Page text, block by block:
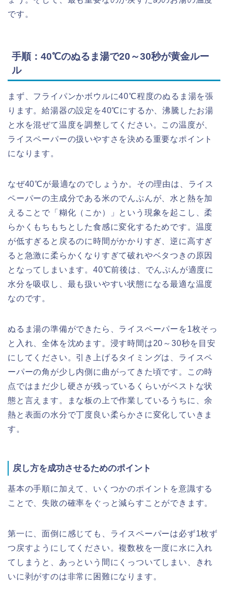
です。
手順：40℃のぬるま湯で20～30秒が黄金ルー
ル
まず、フライパンかボウルに40℃程度のぬるま湯を張
ります。給湯器の設定を40℃にするか、沸騰したお湯
と水を混ぜて温度を調整してください。この温度が、
ライスペーパーの扱いやすさを決める重要なポイント
になります。
なぜ40℃が最適なのでしょうか。その理由は、ライス
ペーパーの主成分である米のでんぷんが、水と熱を加
えることで「糊化（こか）」という現象を起こし、柔
らかくもちもちとした食感に変化するためです。温度
が低すぎると戻るのに時間がかかりすぎ、逆に高すぎ
ると急激に柔らかくなりすぎて破れやベタつきの原因
となってしまいます。40℃前後は、でんぷんが適度に
水分を吸収し、最も扱いやすい状態になる最適な温度
なのです。
ぬるま湯の準備ができたら、ライスペーパーを1枚そっ
と入れ、全体を沈めます。浸す時間は20～30秒を目安
にしてください。引き上げるタイミングは、ライスペ
ーパーの角が少し内側に曲がってきた頃です。この時
点ではまだ少し硬さが残っているくらいがベストな状
態と言えます。まな板の上で作業しているうちに、余
熱と表面の水分で丁度良い柔らかさに変化していきま
す。
戻し方を成功させるためのポイント
基本の手順に加えて、いくつかのポイントを意識する
ことで、失敗の確率をぐっと減らすことができます。
第一に、面倒に感じても、ライスペーパーは必ず1枚ず
つ戻すようにしてください。複数枚を一度に水に入れ
てしまうと、あっという間にくっついてしまい、きれ
いに剥がすのは非常に困難になります。